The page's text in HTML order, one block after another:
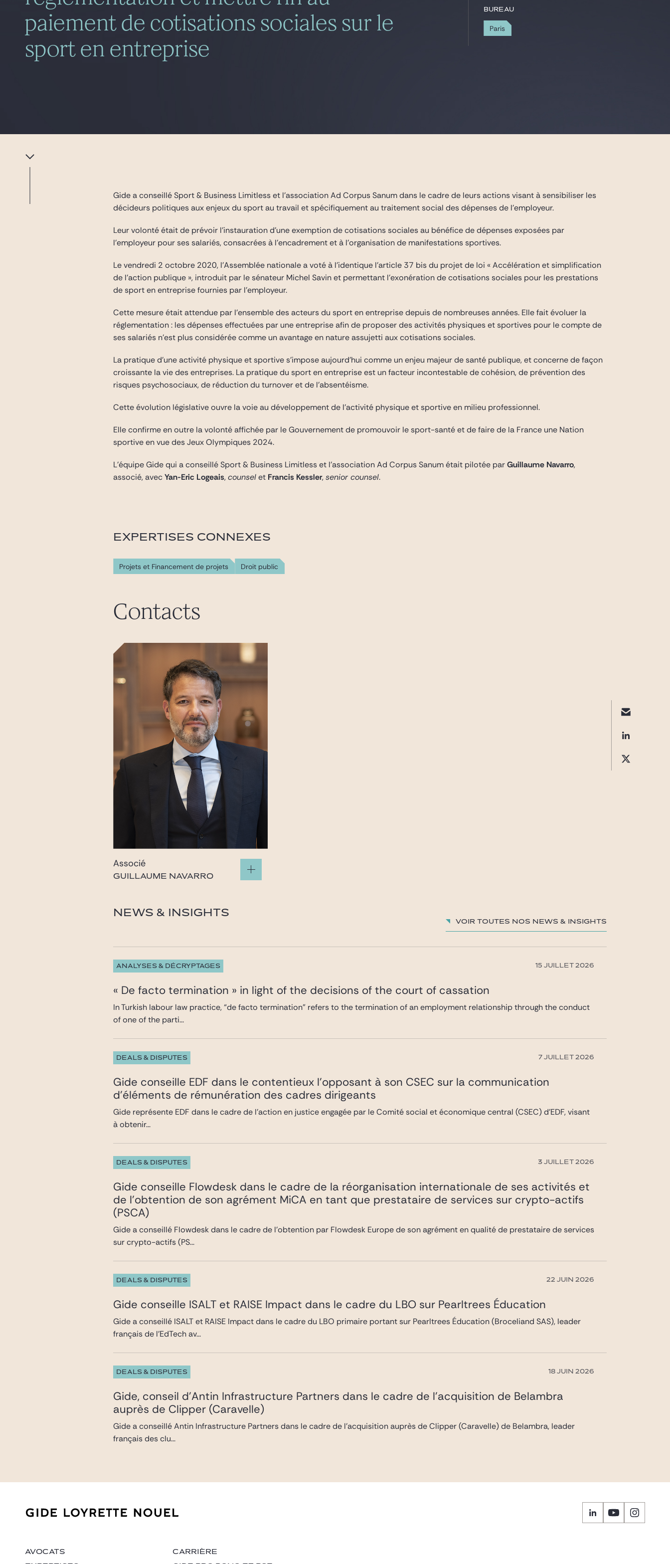
paiement de cotisations sociales sur le
sport en entreprise
Bureau
Paris
Gide a conseillé Sport & Business Limitless et l’association Ad Corpus Sanum dans le cadre de leurs actions visant à sensibiliser les
décideurs politiques aux enjeux du sport au travail et spécifiquement au traitement social des dépenses de l’employeur.
Leur volonté était de prévoir l’instauration d’une exemption de cotisations sociales au bénéfice de dépenses exposées par
l’employeur pour ses salariés, consacrées à l’encadrement et à l’organisation de manifestations sportives.
Le vendredi 2 octobre 2020, l’Assemblée nationale a voté à l’identique l’article 37 bis du projet de loi « Accélération et simplification
de l’action publique », introduit par le sénateur Michel Savin et permettant l’exonération de cotisations sociales pour les prestations
de sport en entreprise fournies par l’employeur.
Cette mesure était attendue par l’ensemble des acteurs du sport en entreprise depuis de nombreuses années. Elle fait évoluer la
réglementation : les dépenses effectuées par une entreprise afin de proposer des activités physiques et sportives pour le compte de
ses salariés n’est plus considérée comme un avantage en nature assujetti aux cotisations sociales.
La pratique d’une activité physique et sportive s’impose aujourd’hui comme un enjeu majeur de santé publique, et concerne de façon
croissante la vie des entreprises. La pratique du sport en entreprise est un facteur incontestable de cohésion, de prévention des
risques psychosociaux, de réduction du turnover et de l’absentéisme.
Cette évolution législative ouvre la voie au développement de l’activité physique et sportive en milieu professionnel.
Elle confirme en outre la volonté affichée par le Gouvernement de promouvoir le sport-santé et de faire de la France une Nation
sportive en vue des Jeux Olympiques 2024.
L’équipe Gide qui a conseillé Sport & Business Limitless et l’association Ad Corpus Sanum était pilotée parGuillaume Navarro,
associé, avecYan-Eric Logeais,counselet Francis Kessler,senior counsel.
EXPERTISES CONNEXES
Projets et Financement de projets Droit public
Contacts
Associé
GUILLAUME NAVARRO
NEWS & INSIGHTS
Voir toutes nos News & insights
ANALYSES & DÉCRYPTAGES 15 JUILLET 2026
« De facto termination » in light of the decisions of the court of cassation
In Turkish labour law practice, “de facto termination” refers to the termination of an employment relationship through the conduct
of one of the parti...
DEALS & DISPUTES 7 JUILLET 2026
Gide conseille EDF dans le contentieux l’opposant à son CSEC sur la communication
d’éléments de rémunération des cadres dirigeants
Gide représente EDF dans le cadre de l’action en justice engagée par le Comité social et économique central (CSEC) d’EDF, visant
à obtenir...
DEALS & DISPUTES 3 JUILLET 2026
Gide conseille Flowdesk dans le cadre de la réorganisation internationale de ses activités et
de l’obtention de son agrément MiCA en tant que prestataire de services sur crypto-actifs
(PSCA)
Gide a conseillé Flowdesk dans le cadre de l’obtention par Flowdesk Europe de son agrément en qualité de prestataire de services
sur crypto-actifs (PS...
DEALS & DISPUTES 22 JUIN 2026
Gide conseille ISALT et RAISE Impact dans le cadre du LBO sur Pearltrees Éducation
Gide a conseillé ISALT et RAISE Impact dans le cadre du LBO primaire portant sur Pearltrees Éducation (Broceliand SAS), leader
français de l’EdTech av...
DEALS & DISPUTES 18 JUIN 2026
Gide, conseil d’Antin Infrastructure Partners dans le cadre de l’acquisition de Belambra
auprès de Clipper (Caravelle)
Gide a conseillé Antin Infrastructure Partners dans le cadre de l’acquisition auprès de Clipper (Caravelle) de Belambra, leader
français des clu...
AVOCATS
CARRIÈRE